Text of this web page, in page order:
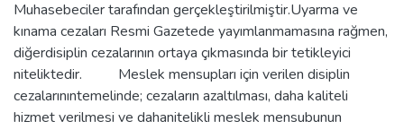
Muhasebeciler tarafından gerçekleştirilmiştir.Uyarma ve
kınama cezaları Resmi Gazetede yayımlanmamasına rağmen,
diğerdisiplin cezalarının ortaya çıkmasında bir tetikleyici
niteliktedir. Meslek mensupları için verilen disiplin
cezalarınıntemelinde; cezaların azaltılması, daha kaliteli
hizmet verilmesi ve dahanitelikli meslek mensubunun